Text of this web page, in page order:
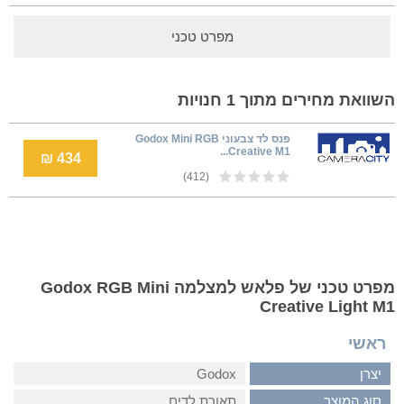
מפרט טכני
השוואת מחירים מתוך 1 חנויות
פנס לד צבעוני Godox Mini RGB
Creative M1...
(412)
434 ₪
מפרט טכני של פלאש למצלמה Godox RGB Mini
Creative Light M1
ראשי
יצרן
Godox
סוג המוצר
תאורת לדים